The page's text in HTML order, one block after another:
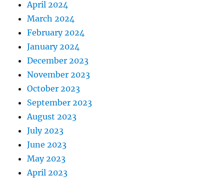
April 2024
March 2024
February 2024
January 2024
December 2023
November 2023
October 2023
September 2023
August 2023
July 2023
June 2023
May 2023
April 2023